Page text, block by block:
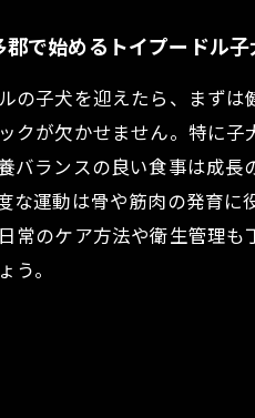
で始めるトイプードル
の子犬を迎えたら、まず
クが欠かせません。特に
バランスの良い食事は成
な運動は骨や筋肉の発育
常のケア方法や衛生管理
う。